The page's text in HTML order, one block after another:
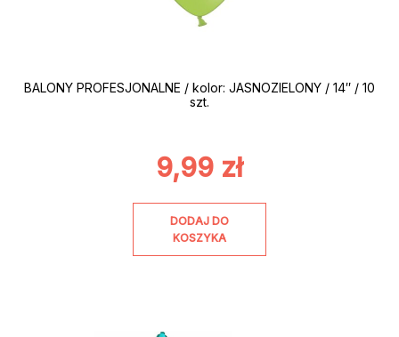
BALONY PROFESJONALNE / kolor: JASNOZIELONY / 14″ / 10
szt.
9,99 zł
DODAJ DO
KOSZYKA